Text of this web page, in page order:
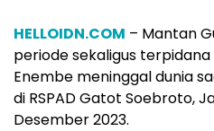
HELLOIDN.COM – Mantan
periode sekaligus terpidana
Enembe meninggal dunia
di RSPAD Gatot Soebroto,
Desember 2023.